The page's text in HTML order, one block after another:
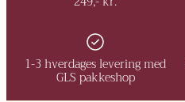
1-3 hverdages levering med
GLS pakkeshop